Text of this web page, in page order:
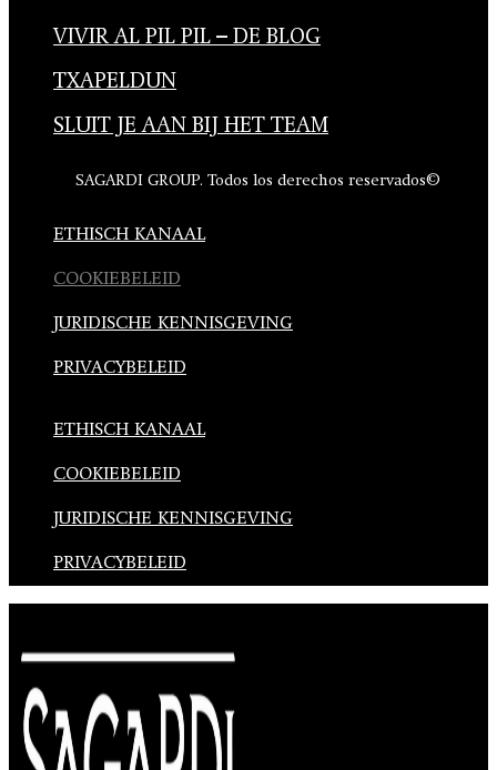
VIVIR AL PIL PIL – DE BLOG
TXAPELDUN
SLUIT JE AAN BIJ HET TEAM
SAGARDI GROUP. Todos los derechos reservados©
ETHISCH KANAAL
COOKIEBELEID
JURIDISCHE KENNISGEVING
PRIVACYBELEID
ETHISCH KANAAL
COOKIEBELEID
JURIDISCHE KENNISGEVING
PRIVACYBELEID